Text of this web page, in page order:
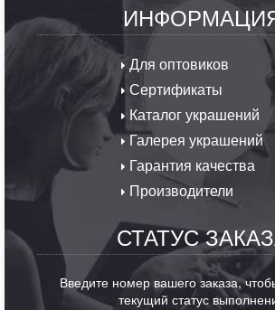
Для оптовиков
Сертификаты
Каталог украшений
Галерея украшений
Гарантия качества
Производители
СТАТУС
Введите номер вашего заказа,
текущий статус